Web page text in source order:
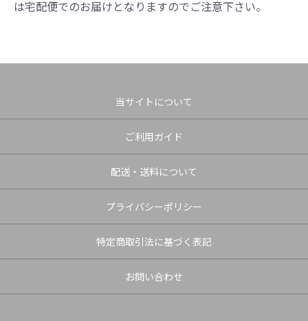
は宅配便でのお届けとなりますのでご注意下さい。
当サイトについて
ご利用ガイド
配送・送料について
プライバシーポリシー
特定商取引法に基づく表記
お問い合わせ